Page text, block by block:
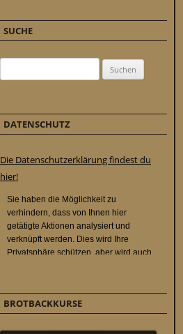
SUCHE
DATENSCHUTZ
Die Datenschutzerklärung findest du
hier!
BROTBACKKURSE